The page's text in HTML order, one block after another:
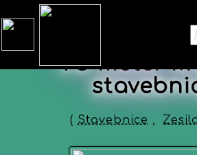
VU meter
( Stavebnice ,